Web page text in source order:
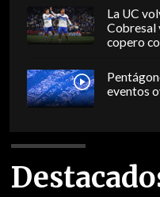
La UC
Cobresal
copero
eventos